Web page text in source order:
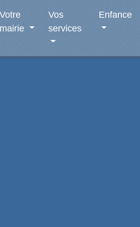
Votre
mairie
Vos
services
Enfance